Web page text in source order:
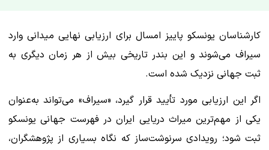
کارشناسان یونسکو پاییز امسال برای ارزیابی نهایی میدانی وارد
سیراف می‌شوند و این بندر تاریخی بیش از هر زمان دیگری به
ثبت جهانی نزدیک شده است.
اگر این ارزیابی مورد تأیید قرار گیرد، «سیراف» می‌تواند به‌عنوان
یکی از مهم‌ترین میراث دریایی ایران در فهرست جهانی یونسکو
ثبت شود؛ رویدادی سرنوشت‌ساز که نگاه بسیاری از پژوهشگران،